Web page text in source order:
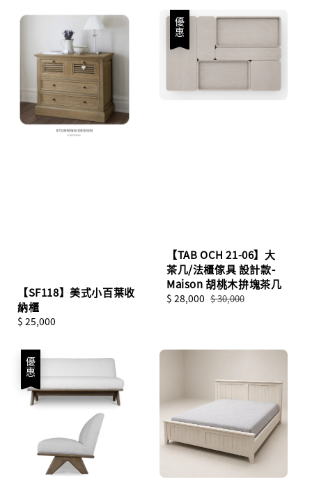
【SF118】美式小百葉收
納櫃
Regular
$ 25,000
優惠
【TAB OCH 21-06】大
茶几/法櫃傢具 設計款-
Maison 胡桃木拚塊茶几
Sale
$ 28,000 Regular
$ 30,000
優惠